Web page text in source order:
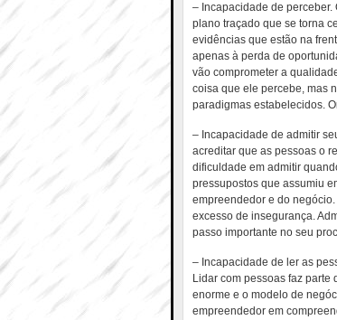
– Incapacidade de
plano traçado que se torna
evidências que estão na
apenas à perda de
vão comprometer a
coisa que ele percebe, mas
paradigmas estabelecidos.
– Incapacidade de admitir
acreditar que as pessoas o
dificuldade em admitir
pressupostos que assumiu
empreendedor e do
excesso de insegurança.
passo importante no seu
– Incapacidade de ler as
Lidar com pessoas faz parte
enorme e o modelo de
empreendedor em